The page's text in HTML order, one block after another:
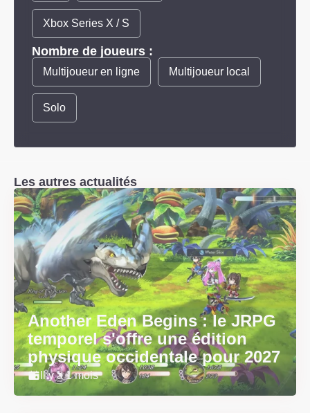
Xbox Series X / S
Nombre de joueurs :
Multijoueur en ligne Multijoueur local
Solo
Les autres actualités
Another Eden Begins : le JRPG
temporel s'offre une édition
physique occidentale pour 2027
Il y a 1 mois